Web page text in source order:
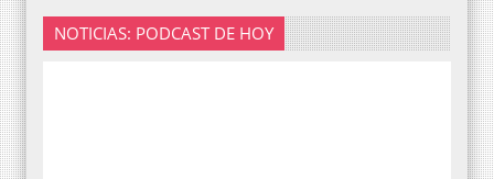
NOTICIAS: PODCAST DE HOY